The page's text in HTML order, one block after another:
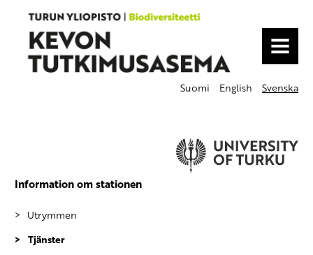
MENU
Suomi English Svenska
Information om stationen
Utrymmen
Tjänster